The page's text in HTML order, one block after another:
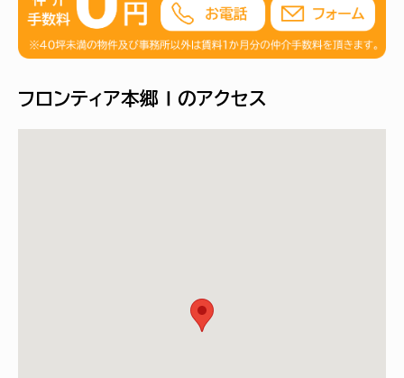
フロンティア本郷Ⅰのアクセス